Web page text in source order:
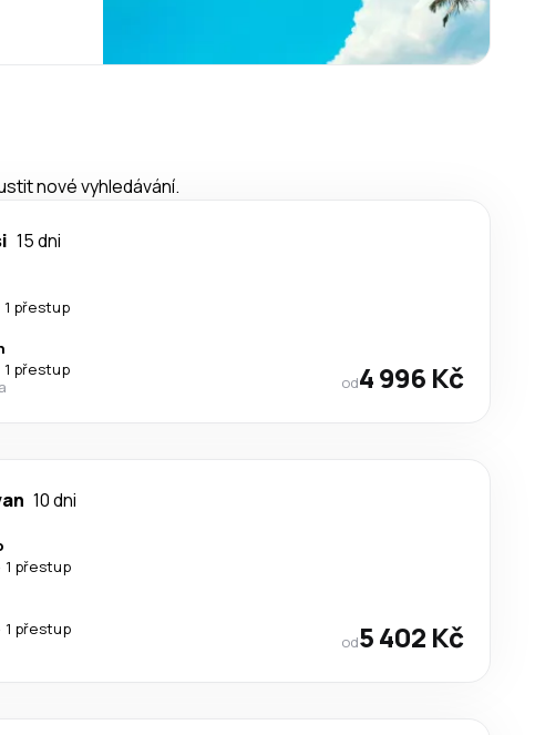
nové vyhledávání.
15 dni
1 přestup
1 přestup
od4 996 Kč
10 dni
1 přestup
1 přestup
od5 402 Kč